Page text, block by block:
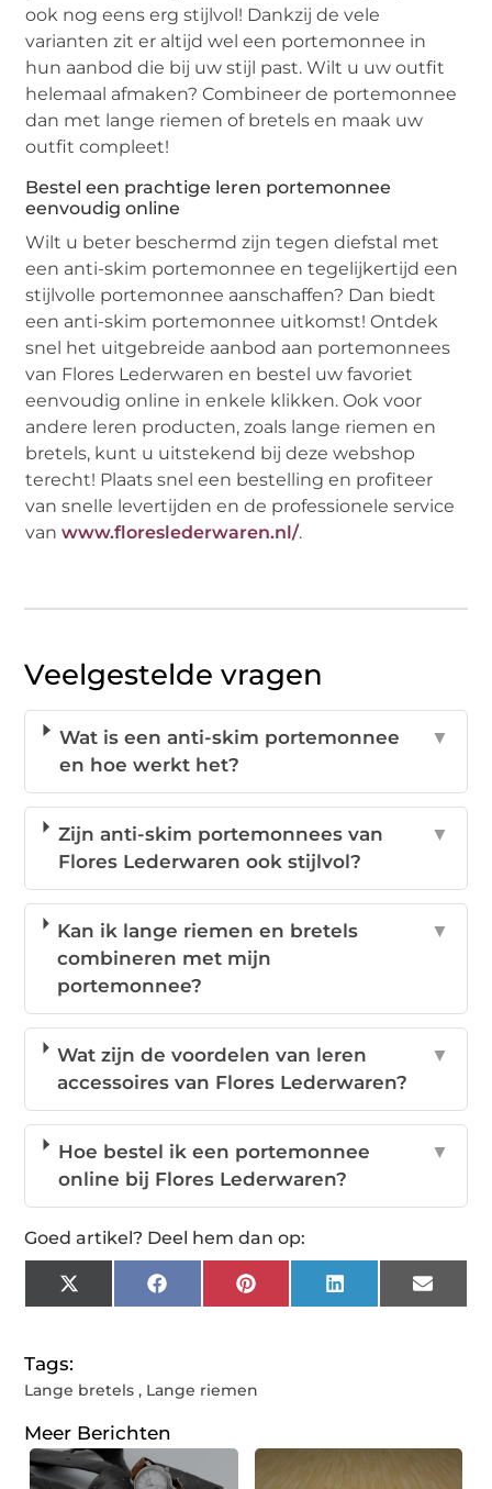
ook nog eens erg stijlvol! Dankzij de vele
varianten zit er altijd wel een portemonnee in
hun aanbod die bij uw stijl past. Wilt u uw outfit
helemaal afmaken? Combineer de portemonnee
dan met lange riemen of bretels en maak uw
outfit compleet!
Bestel een prachtige leren portemonnee
eenvoudig online
Wilt u beter beschermd zijn tegen diefstal met
een anti-skim portemonnee en tegelijkertijd een
stijlvolle portemonnee aanschaffen? Dan biedt
een anti-skim portemonnee uitkomst! Ontdek
snel het uitgebreide aanbod aan portemonnees
van Flores Lederwaren en bestel uw favoriet
eenvoudig online in enkele klikken. Ook voor
andere leren producten, zoals lange riemen en
bretels, kunt u uitstekend bij deze webshop
terecht! Plaats snel een bestelling en profiteer
van snelle levertijden en de professionele service
vanwww.floreslederwaren.nl/.
Veelgestelde vragen
Wat is een anti-skim portemonnee
en hoe werkt het?
▼
Zijn anti-skim portemonnees van
Flores Lederwaren ook stijlvol?
▼
Kan ik lange riemen en bretels
combineren met mijn
portemonnee?
▼
Wat zijn de voordelen van leren
accessoires van Flores Lederwaren?
▼
Hoe bestel ik een portemonnee
online bij Flores Lederwaren?
▼
Goed artikel? Deel hem dan op:
X
(Twitter)
FacebookPinterestLinkedInEmail
Tags:
Lange bretels , Lange riemen
Meer Berichten